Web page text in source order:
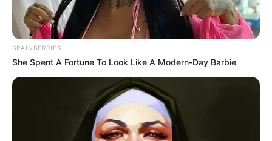
BRAINBERRIES
She Spent A Fortune To Look Like A Modern-Day Barbie